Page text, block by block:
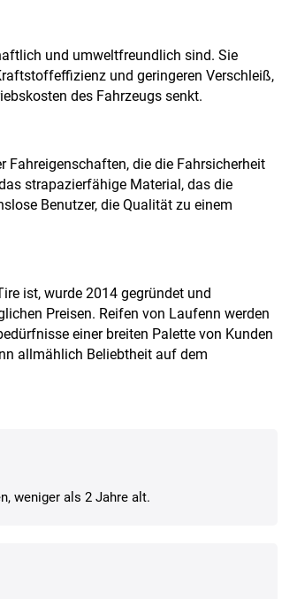
und umweltfreundlich sind. Sie
und geringeren Verschleiß,
des Fahrzeugs senkt.
Fahreigenschaften, die die Fahrsicherheit
strapazierfähige Material, das die
Benutzer, die Qualität zu einem
ist, wurde 2014 gegründet und
Preisen. Reifen von Laufenn werden
einer breiten Palette von Kunden
allmählich Beliebtheit auf dem
weniger als 2 Jahre alt.